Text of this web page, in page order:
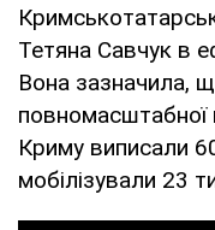
Тетяна Савчук в
Вона зазначила,
повномасштабної
Криму виписали
мобілізували 23